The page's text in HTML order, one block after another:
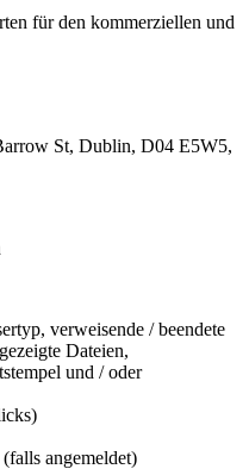
für den kommerziellen und
St, Dublin, D04 E5W5,
verweisende / beendete
Dateien,
und / oder
angemeldet)